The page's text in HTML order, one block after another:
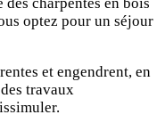
optez pour un séjour
et engendrent, en
travaux